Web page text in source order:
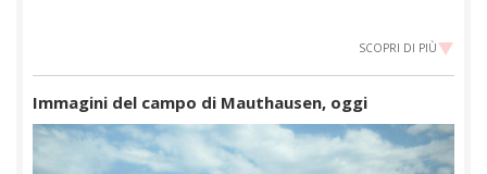
SCOPRI DI PIÙ
Immagini del campo di Mauthausen, oggi